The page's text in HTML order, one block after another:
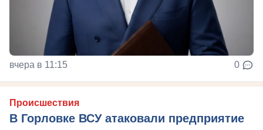
вчера в 11:15 0
Происшествия
В Горловке ВСУ атаковали предприятие